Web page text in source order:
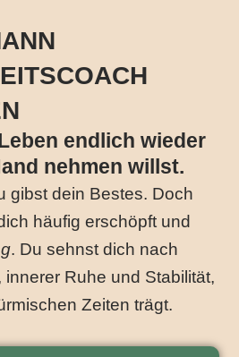
endlich wieder
nehmen willst.
gibst dein Bestes. Doch
häufig erschöpft und
. Du sehnst dich nach
Ruhe und Stabilität,
Zeiten trägt.